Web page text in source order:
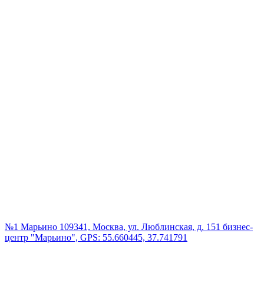
№1 Марьино 109341, Москва, ул. Люблинская, д. 151 бизнес-
центр "Марьино", GPS: 55.660445, 37.741791